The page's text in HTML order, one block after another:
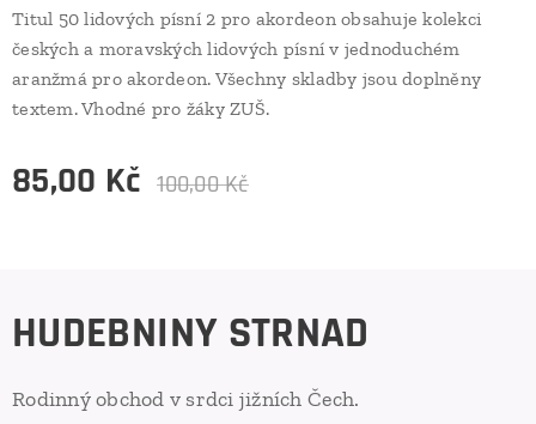
Titul 50 lidových písní 2 pro akordeon obsahuje kolekci
českých a moravských lidových písní v jednoduchém
aranžmá pro akordeon. Všechny skladby jsou doplněny
textem. Vhodné pro žáky ZUŠ.
85,00 Kč 100,00Kč
HUDEBNINY STRNAD
Rodinný obchod v srdci jižních Čech.